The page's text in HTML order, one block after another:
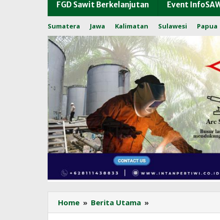
FGD Sawit Berkelanjutan Event
Sumatera Jawa Kalimatan Sulawesi Papua
Home » Berita Utama »
Batik